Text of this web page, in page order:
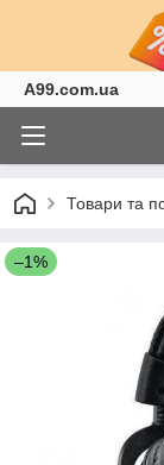
A99.com.ua
Товари та
–1%